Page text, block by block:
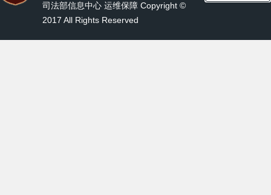
司法部信息中心 运维保障 Copyright ©
2017 All Rights Reserved